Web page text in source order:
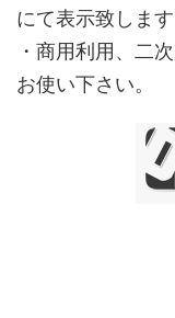
にて表示致しま
・商用利用、二
お使い下さい。